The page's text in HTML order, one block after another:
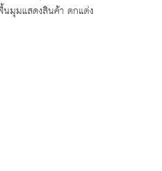
มุมแสดงสินค้า ตกแต่ง